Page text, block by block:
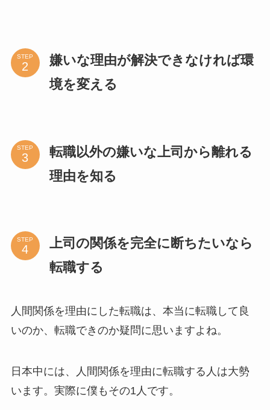
STEP
嫌いな理由が解決できなければ環
境を変える
STEP
転職以外の嫌いな上司から離れる
理由を知る
STEP
上司の関係を完全に断ちたいなら
転職する
人間関係を理由にした転職は、本当に転職して良
いのか、転職できのか疑問に思いますよね。
日本中には、人間関係を理由に転職する人は大勢
います。実際に僕もその1人です。